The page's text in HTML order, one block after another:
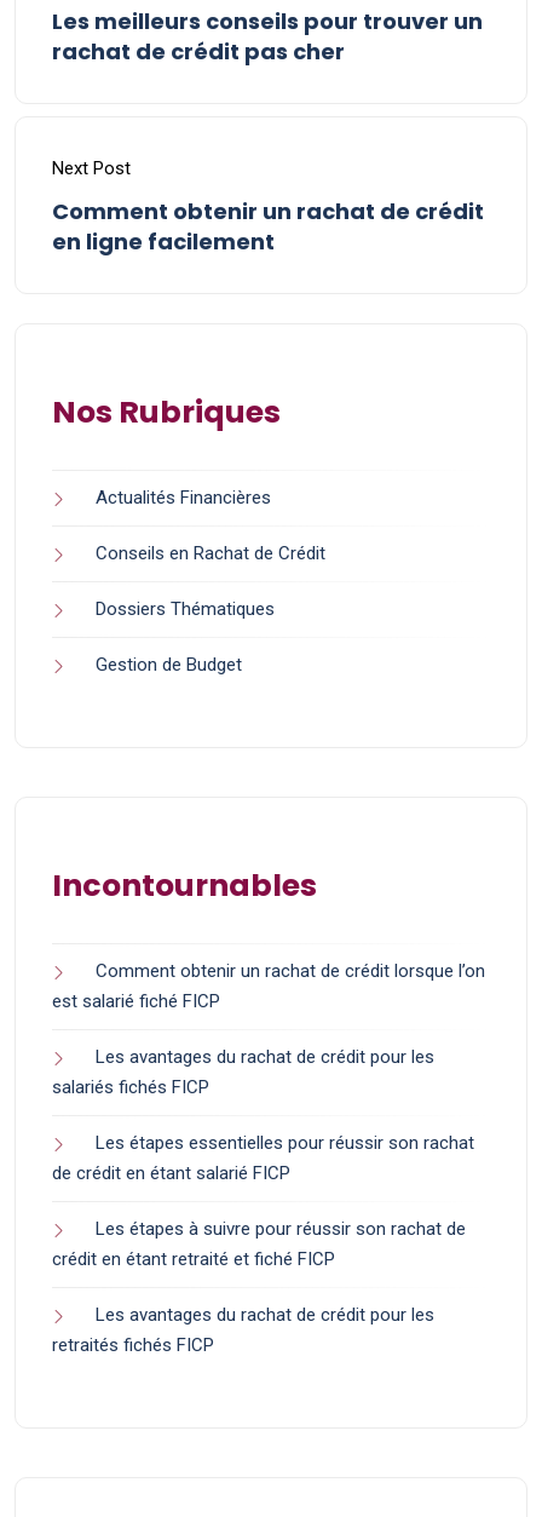
Les meilleurs conseils pour trouver un
rachat de crédit pas cher
Next Post
Comment obtenir un rachat de crédit
en ligne facilement
Nos Rubriques
Actualités Financières
Conseils en Rachat de Crédit
Dossiers Thématiques
Gestion de Budget
Incontournables
Comment obtenir un rachat de crédit lorsque l’on
est salarié fiché FICP
Les avantages du rachat de crédit pour les
salariés fichés FICP
Les étapes essentielles pour réussir son rachat
de crédit en étant salarié FICP
Les étapes à suivre pour réussir son rachat de
crédit en étant retraité et fiché FICP
Les avantages du rachat de crédit pour les
retraités fichés FICP